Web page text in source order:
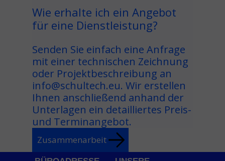
Zusammenarbeit
Wie erhalte ich ein Angebot
für eine Dienstleistung?
Senden Sie einfach eine Anfrage
mit einer technischen Zeichnung
oder Projektbeschreibung an
info@schultech.eu. Wir erstellen
Ihnen anschließend anhand der
Unterlagen ein detailliertes Preis-
und Terminangebot.